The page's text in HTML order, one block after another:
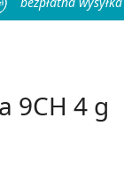
9CH 4 g